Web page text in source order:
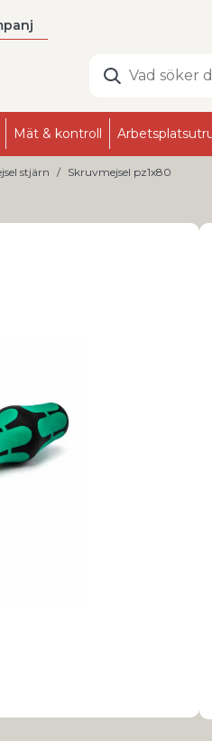
Mät & kontroll
stjärn Skruvmejsel pz1x80